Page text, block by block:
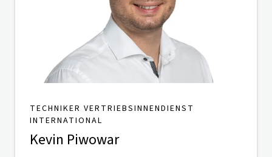
TECHNIKER VERTRIEBSINNENDIENST
INTERNATIONAL
Kevin Piwowar